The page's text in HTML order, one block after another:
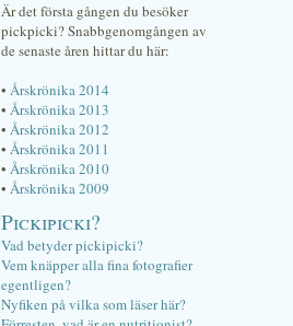
Är det första gången du besöker
pickpicki? Snabbgenomgången av
de senaste åren hittar du här:
• Årskrönika 2014
• Årskrönika 2013
• Årskrönika 2012
• Årskrönika 2011
• Årskrönika 2010
• Årskrönika 2009
Pickipicki?
Vad betyder pickipicki?
Vem knäpper alla fina fotografier
egentligen?
Nyfiken på vilka som läser här?